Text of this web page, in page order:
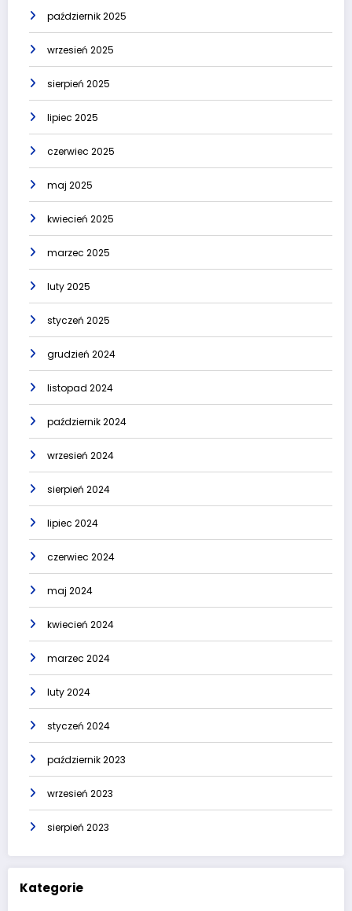
październik 2025
wrzesień 2025
sierpień 2025
lipiec 2025
czerwiec 2025
maj 2025
kwiecień 2025
marzec 2025
luty 2025
styczeń 2025
grudzień 2024
listopad 2024
październik 2024
wrzesień 2024
sierpień 2024
lipiec 2024
czerwiec 2024
maj 2024
kwiecień 2024
marzec 2024
luty 2024
styczeń 2024
październik 2023
wrzesień 2023
sierpień 2023
Kategorie